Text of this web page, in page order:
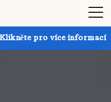
informací Získejte až